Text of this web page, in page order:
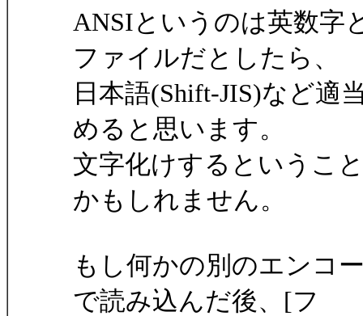
ANSIというのは英数字
ファイルだとしたら、
日本語(Shift-JIS)など適
めると思います。
文字化けするというこ
かもしれません。
もし何かの別のエンコ
で読み込んだ後、[フ